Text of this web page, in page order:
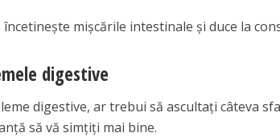
mișcările intestinale și duce la
digestive
digestive, ar trebui să ascultați câteva
să vă simțiți mai bine.